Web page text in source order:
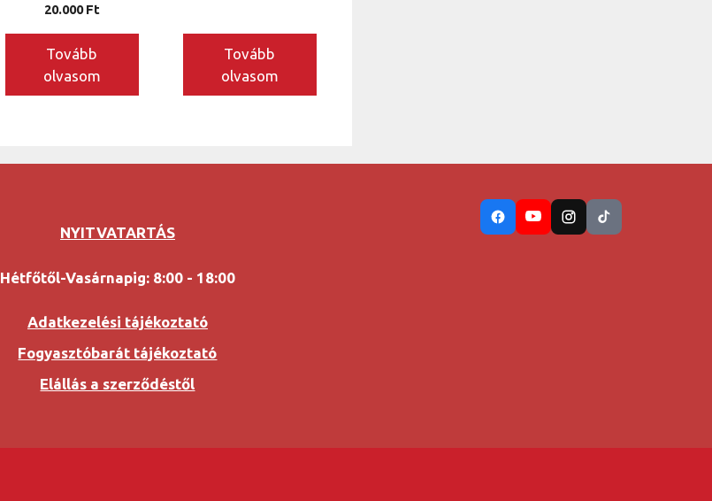
20.000Ft
Tovább
olvasom
Tovább
olvasom
NYITVATARTÁS
Hétfőtől-Vasárnapig: 8:00 - 18:00
Adatkezelési tájékoztató
Fogyasztóbarát tájékoztató
Elállás a szerződéstől